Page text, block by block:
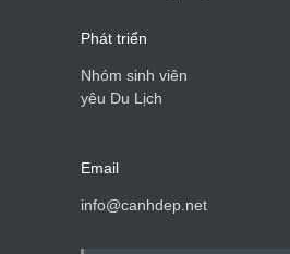
Phát triển
Nhóm sinh viên
yêu Du Lịch
Email
info@canhdep.net